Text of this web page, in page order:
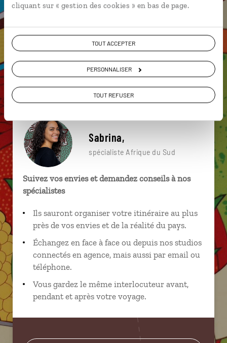
cliquant sur « gestion des cookies » en bas de page.
TOUT ACCEPTER
PERSONNALISER
TOUT REFUSER
Cederberg
Big Five Camps Bay Chapman's Peak Drive
Sabrina,
spécialiste Afrique du Sud
Suivez vos envies et demandez conseils à nos
spécialistes
Ils sauront organiser votre itinéraire au plus
près de vos envies et de la réalité du pays.
Échangez en face à face ou depuis nos studios
connectés en agence, mais aussi par email ou
téléphone.
Vous gardez le même interlocuteur avant,
pendant et après votre voyage.